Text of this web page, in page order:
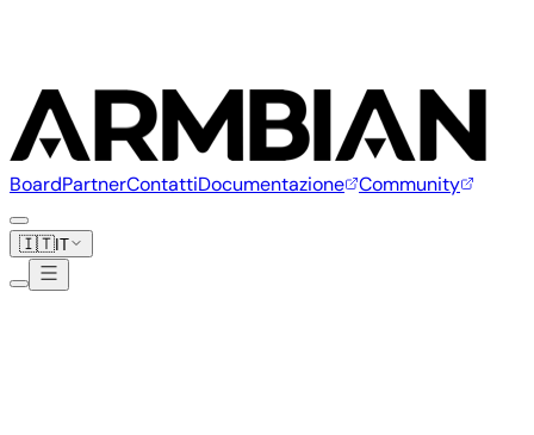
BoardPartnerContattiDocumentazione Community
🇮🇹 IT